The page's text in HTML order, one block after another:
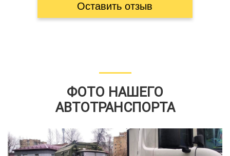
Оставить отзыв
ФОТО НАШЕГО
АВТОТРАНСПОРТА